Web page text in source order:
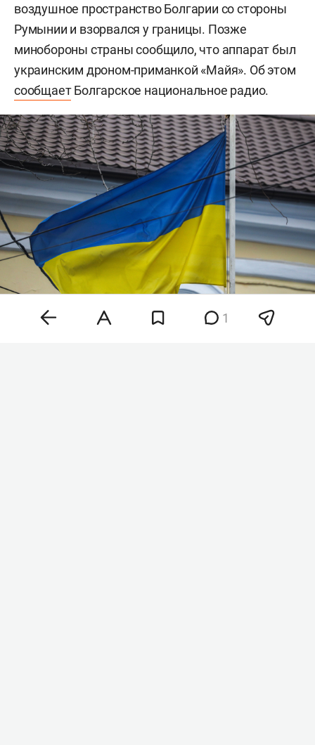
воздушное пространство Болгарии со стороны
Румынии и взорвался у границы. Позже
минобороны страны сообщило, что аппарат был
украинским дроном-приманкой «Майя». Об этом
сообщаетБолгарское национальное радио.
1